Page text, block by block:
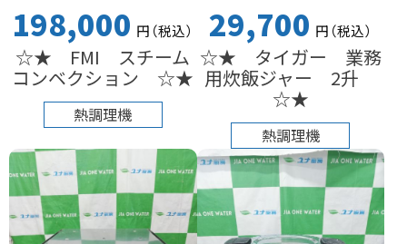
198,000 円（税込）
☆★ FMI スチーム
コンベクション ☆★
熱調理機
29,700 円（税込）
☆★ タイガー 業務
用炊飯ジャー 2升
☆★
熱調理機